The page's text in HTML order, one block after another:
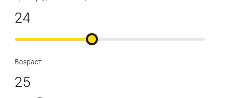
Возраст